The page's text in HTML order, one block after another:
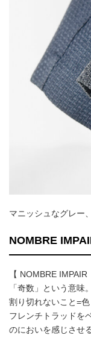
マニッシュなグレー
NOMBRE
【 NOMBRE
「奇数」という意味。
割り切れないこと=
フレンチトラッドを
のにおいを感じさせ